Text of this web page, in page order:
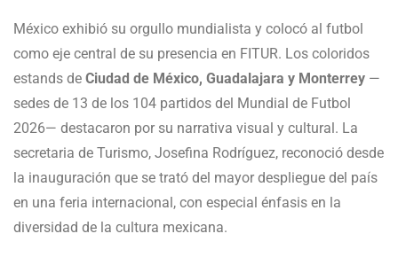
México exhibió su orgullo mundialista y colocó al futbol
como eje central de su presencia en FITUR. Los coloridos
estands de Ciudad de México, Guadalajara y Monterrey —
sedes de 13 de los 104 partidos del Mundial de Futbol
2026— destacaron por su narrativa visual y cultural. La
secretaria de Turismo, Josefina Rodríguez, reconoció desde
la inauguración que se trató del mayor despliegue del país
en una feria internacional, con especial énfasis en la
diversidad de la cultura mexicana.